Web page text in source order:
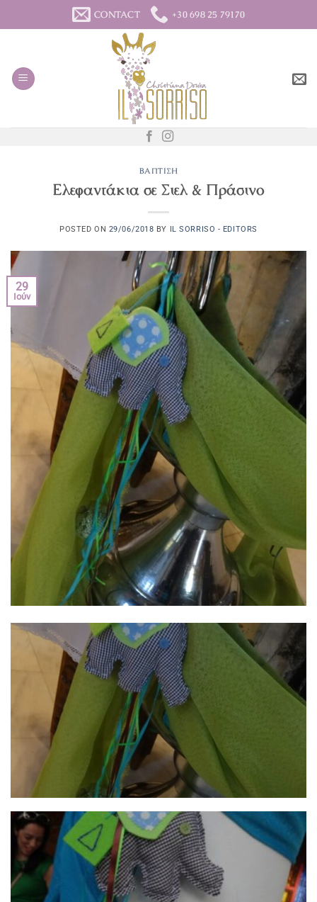
στο
CONTACT +30 698 25 79170
ΒΆΠΤΙΣΗ
Ελεφαντάκια σε Σιελ & Πράσινο
POSTED ON 29/06/2018 BY IL SORRISO - EDITORS
29
Ιούν